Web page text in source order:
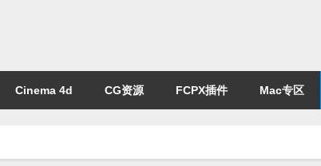
Cinema 4d CG资源 FCPX插件 Mac专区